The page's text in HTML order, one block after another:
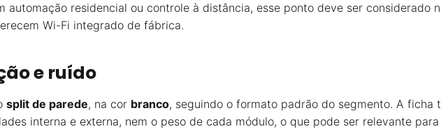
automação residencial ou controle à distância, esse ponto deve ser considerado
Wi-Fi integrado de fábrica.
e ruído
split de parede, na cor branco, seguindo o formato padrão do segmento. A ficha
interna e externa, nem o peso de cada módulo, o que pode ser relevante